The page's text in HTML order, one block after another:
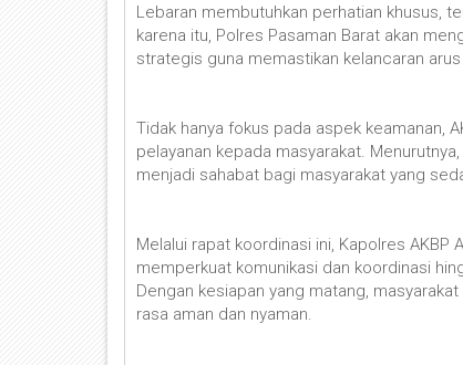
Lebaran membutuhkan perhatian khusus,
karena itu, Polres Pasaman Barat akan
strategis guna memastikan kelancaran arus
Tidak hanya fokus pada aspek keamanan,
pelayanan kepada masyarakat.
menjadi sahabat bagi masyarakat yang
Melalui rapat koordinasi ini, Kapolres
memperkuat komunikasi dan koordinasi
Dengan kesiapan yang matang,
rasa aman dan nyaman.